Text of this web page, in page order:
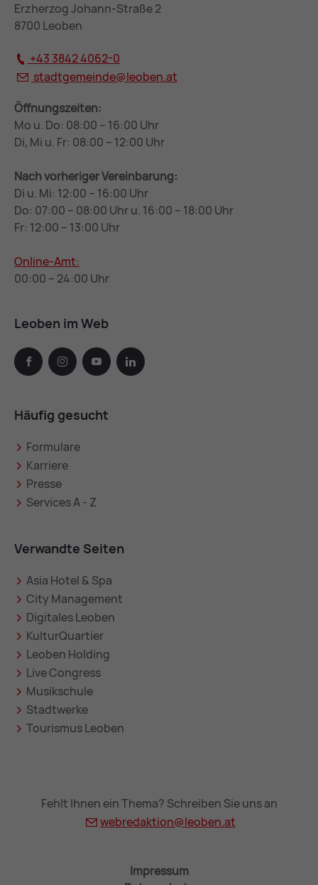
Erzherzog Johann-Straße 2
8700 Leoben
+43 3842 4062-0
stadtgemeinde@leoben.at
Öffnungszeiten:
Mo u. Do: 08:00 – 16:00 Uhr
Di, Mi u. Fr: 08:00 – 12:00 Uhr
Nach vorheriger Vereinbarung:
Di u. Mi: 12:00 – 16:00 Uhr
Do: 07:00 – 08:00 Uhr u. 16:00 – 18:00 Uhr
Fr: 12:00 – 13:00 Uhr
Online-Amt:
00:00 – 24:00 Uhr
Leoben im Web
facebook instagramyoutube linkedin
Häufig gesucht
Formulare
Karriere
Presse
Services A - Z
Verwandte Seiten
Asia Hotel & Spa
City Management
Digitales Leoben
KulturQuartier
Leoben Holding
Live Congress
Musikschule
Stadtwerke
Tourismus Leoben
Fehlt Ihnen ein Thema? Schreiben Sie uns an
webredaktion@leoben.at
Impressum